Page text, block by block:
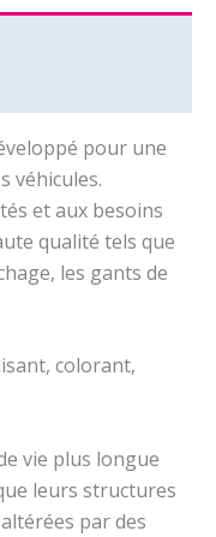
pour une
véhicules.
et aux besoins
qualité tels que
les gants de
colorant,
vie plus longue
leurs structures
par des